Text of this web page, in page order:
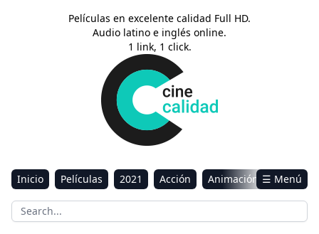
Películas en excelente calidad Full HD.
Audio latino e inglés online.
1 link, 1 click.
Inicio Películas 2021 Acción
Animación
Aventura
Ciencia ficción Comedia
Drama
☰ Menú